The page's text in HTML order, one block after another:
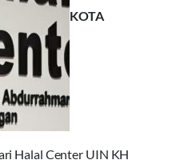
KOTA
Halal Center UIN KH